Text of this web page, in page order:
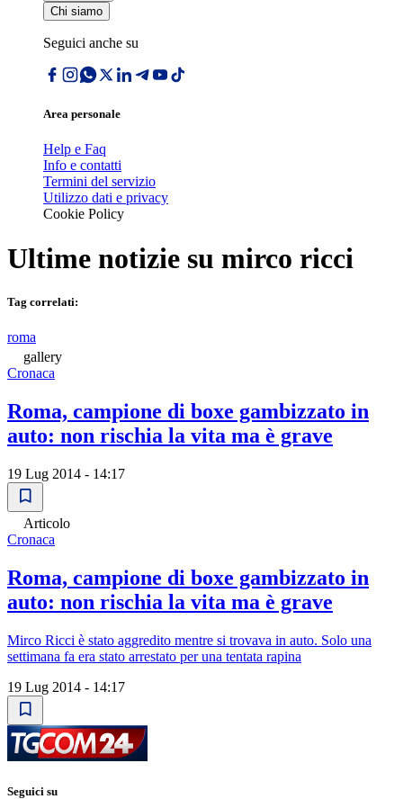
Chi siamo
Seguici anche su
Area personale
Help e Faq
Info e contatti
Termini del servizio
Utilizzo dati e privacy
Cookie Policy
Ultime notizie su mirco ricci
Tag correlati:
roma
gallery
Cronaca
Roma, campione di boxe gambizzato in
auto: non rischia la vita ma è grave
19 Lug 2014 - 14:17
Articolo
Cronaca
Roma, campione di boxe gambizzato in
auto: non rischia la vita ma è grave
Mirco Ricci è stato aggredito mentre si trovava in auto. Solo una
settimana fa era stato arrestato per una tentata rapina
19 Lug 2014 - 14:17
Seguici su